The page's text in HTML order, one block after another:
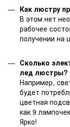
Как люстру
В этом нет
рабочее
получении на
Сколько
лед люстры?
Например,
будет
цветная
как 9
Ярко!